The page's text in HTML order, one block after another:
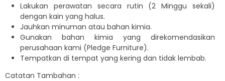
Lakukan perawatan secara rutin (2 Minggu sekali)
dengan kain yang halus.
Jauhkan minuman atau bahan kimia.
Gunakan bahan kimia yang direkomendasikan
perusahaan kami (Pledge Furniture).
Tempatkan di tempat yang kering dan tidak lembab.
Catatan Tambahan :